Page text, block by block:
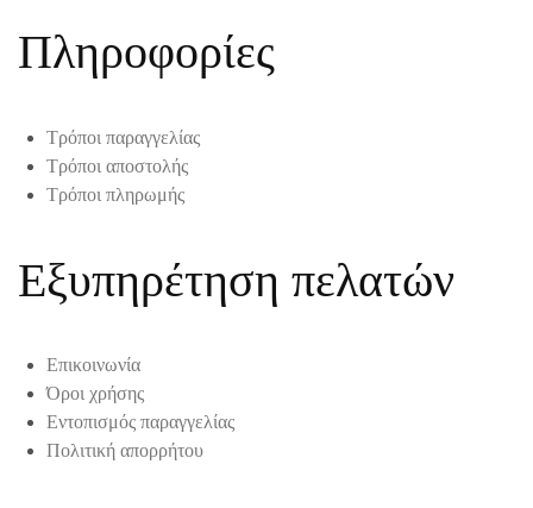
Πληροφορίες
Τρόποι παραγγελίας
Τρόποι αποστολής
Τρόποι πληρωμής
Εξυπηρέτηση πελατών
Επικοινωνία
Όροι χρήσης
Εντοπισμός παραγγελίας
Πολιτική απορρήτου